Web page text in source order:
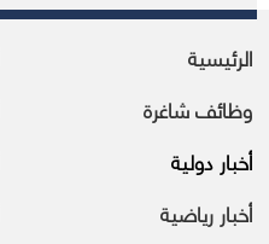
الرئيسية
وظائف شاغرة
أخبار دولية
أخبار رياضية